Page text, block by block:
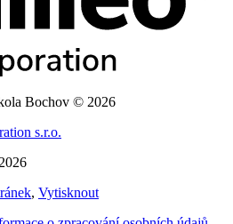
Bochov © 2026
s.r.o.
, Vytisknout